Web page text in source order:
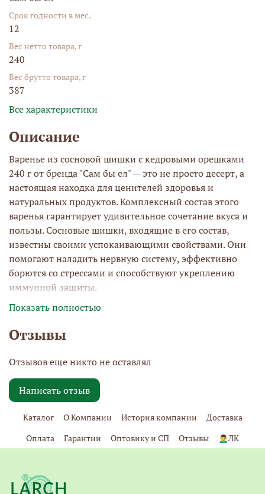
Срок годности в мес.
12
Вес нетто товара, г
240
Вес брутто товара, г
387
Все характеристики
Описание
Варенье из сосновой шишки с кедровыми орешками
240 г от бренда "Сам бы ел" — это не просто десерт, а
настоящая находка для ценителей здоровья и
натуральных продуктов. Комплексный состав этого
варенья гарантирует удивительное сочетание вкуса и
пользы. Сосновые шишки, входящие в его состав,
известны своими успокаивающими свойствами. Они
помогают наладить нервную систему, эффективно
борются со стрессами и способствуют укреплению
иммунной защиты.
Дополнением к этому уникальному лакомству служат
витаминами группы В, аргинином, цинком и
витамином Е. Эти компоненты не только оказывают
омолаживающее действие на организм, но и
положительно влияют на репродуктивную систему,
что делает варенье особенно ценным для
поддержания здоровья.
Побалуйте себя и своих близких этим необычным и
Показать полностью
Отзывы
Отзывов еще никто не оставлял
Написать отзыв
Каталог О Компании История компании
Доставка
Оплата
Гарантии Оптовику и СП Отзывы 🙍‍♂️ЛК